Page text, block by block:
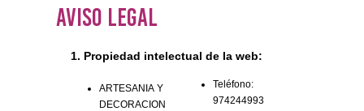
Aviso legal
1. Propiedad intelectual de la web:
ARTESANIA Y
DECORACION
Teléfono:
974244993